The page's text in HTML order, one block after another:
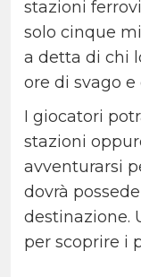
stazioni
solo cinque
a detta di chi
ore di svago
I giocatori
stazioni
avventurarsi
dovrà
destinazione.
per scoprire i